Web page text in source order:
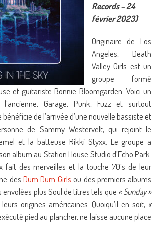
Records – 24
février 2023)
Originaire de Los
Angeles, Death
Valley Girls est un
groupe formé
et guitariste Bonnie Bloomgarden. Voici un
Garage, Punk, Fuzz et surtout
de l’arrivée d’une nouvelle bassiste et
de Sammy Westervelt, qui rejoint le
et la batteuse Rikki Styxx. Le groupe a
album au Station House Studio d’Echo Park.
fait des merveilles et la touche 70’s de leur
desDum Dum Girls ou des premiers albums
envolées plus Soul de titres tels que « Sunday »
origines américaines. Quoiqu’il en soit, «
pied au plancher, ne laisse aucune place